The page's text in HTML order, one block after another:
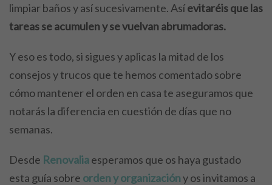
limpiar baños y así sucesivamente. Asíevitaréis que las
tareas se acumulen y se vuelvan abrumadoras.
Y eso es todo, si sigues y aplicas la mitad de los
consejos y trucos que te hemos comentado sobre
cómo mantener el orden en casa te aseguramos que
notarás la diferencia en cuestión de días que no
semanas.
Desde Renovaliaesperamos que os haya gustado
esta guía sobre orden y organizacióny os invitamos a